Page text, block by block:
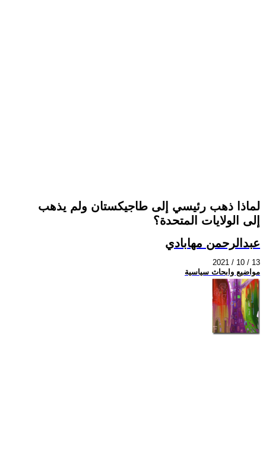
لماذا ذهب رئيسي إلى طاجيكستان ولم يذهب
إلى الولايات المتحدة؟
عبدالرحمن مهابادي
2021 / 10 / 13
مواضيع وابحاث سياسية